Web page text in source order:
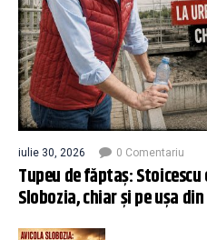
iulie 30, 2026 0 Comentariu
Tupeu de făptaș: Stoicescu
Slobozia, chiar și pe ușa